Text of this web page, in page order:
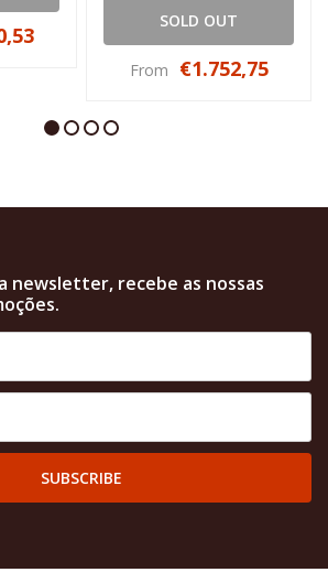
SOLD OUT
From €1.752,75
newsletter, recebe as nossas
SUBSCRIBE